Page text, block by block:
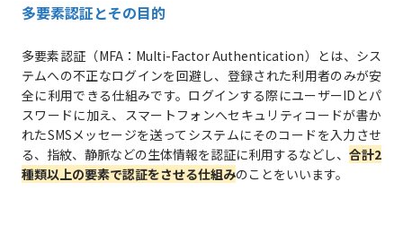
多要素認証とその目的
多要素認証（MFA：Multi-Factor Authentication）とは、シス
テムへの不正なログインを回避し、登録された利用者のみが安
全に利用できる仕組みです。ログインする際にユーザーIDとパ
スワードに加え、スマートフォンへセキュリティコードが書か
れたSMSメッセージを送ってシステムにそのコードを入力させ
る、指紋、静脈などの生体情報を認証に利用するなどし、合計2
種類以上の要素で認証をさせる仕組みのことをいいます。